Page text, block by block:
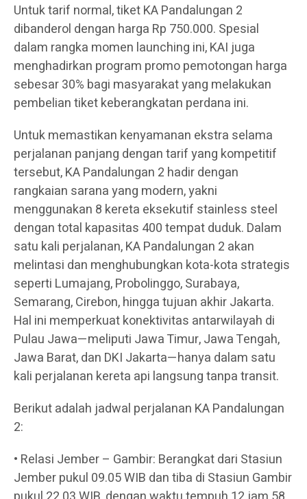
Untuk tarif normal, tiket KA Pandalungan 2
dibanderol dengan harga Rp 750.000. Spesial
dalam rangka momen launching ini, KAI juga
menghadirkan program promo pemotongan harga
sebesar 30% bagi masyarakat yang melakukan
pembelian tiket keberangkatan perdana ini.
Untuk memastikan kenyamanan ekstra selama
perjalanan panjang dengan tarif yang kompetitif
tersebut, KA Pandalungan 2 hadir dengan
rangkaian sarana yang modern, yakni
menggunakan 8 kereta eksekutif stainless steel
dengan total kapasitas 400 tempat duduk. Dalam
satu kali perjalanan, KA Pandalungan 2 akan
melintasi dan menghubungkan kota-kota strategis
seperti Lumajang, Probolinggo, Surabaya,
Semarang, Cirebon, hingga tujuan akhir Jakarta.
Hal ini memperkuat konektivitas antarwilayah di
Pulau Jawa—meliputi Jawa Timur, Jawa Tengah,
Jawa Barat, dan DKI Jakarta—hanya dalam satu
kali perjalanan kereta api langsung tanpa transit.
Berikut adalah jadwal perjalanan KA Pandalungan
2:
• Relasi Jember – Gambir: Berangkat dari Stasiun
Jember pukul 09.05 WIB dan tiba di Stasiun Gambir